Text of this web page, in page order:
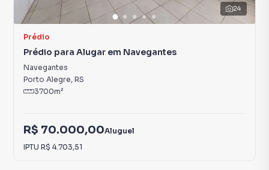
24
Prédio
Prédio para Alugar em Navegantes
Navegantes
Porto Alegre, RS
3700m²
R$ 70.000,00Aluguel
IPTU R$ 4.703,51